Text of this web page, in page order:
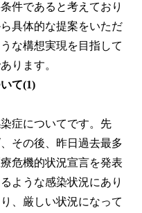
件であると考えており
具体的な提案をいただ
な構想実現を目指して
ります。
て(1)
症についてです。先
その後、昨日過去最多
危機的状況宣言を発表
ような感染状況にあり
、厳しい状況になって